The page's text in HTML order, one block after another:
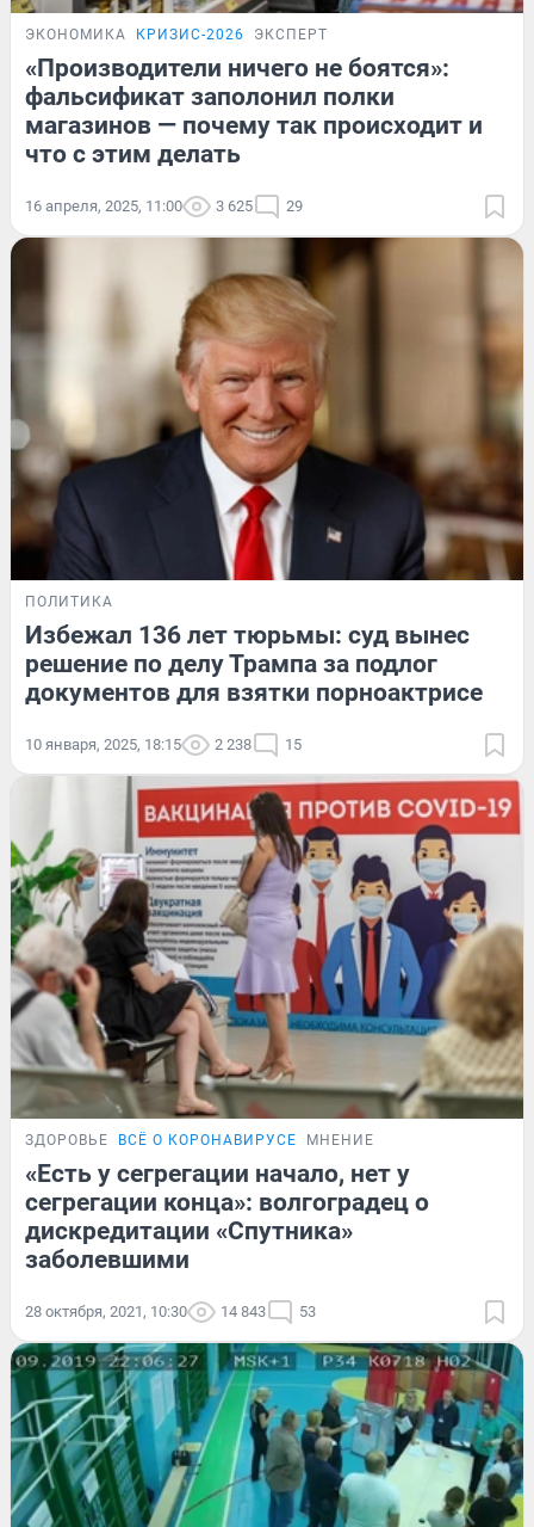
ЭКОНОМИКА КРИЗИС-2026 ЭКСПЕРТ
«Производители ничего не боятся»:
фальсификат заполонил полки
магазинов — почему так происходит и
что с этим делать
16 апреля, 2025, 11:00 3 625 29
ПОЛИТИКА
Избежал 136 лет тюрьмы: суд вынес
решение по делу Трампа за подлог
документов для взятки порноактрисе
10 января, 2025, 18:15 2 238 15
ЗДОРОВЬЕ ВСЁ О КОРОНАВИРУСЕ МНЕНИЕ
«Есть у сегрегации начало, нет у
сегрегации конца»: волгоградец о
дискредитации «Спутника»
заболевшими
28 октября, 2021, 10:30 14 843 53